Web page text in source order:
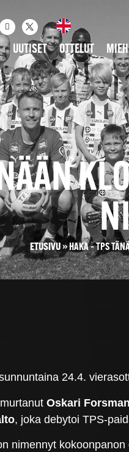
UUTISET OTTELUT
ETUSIVU»HAKA – TPS
24.4.
Oskari Forsman
, joka debytoi TPS-
nimennyt kokoonpanon